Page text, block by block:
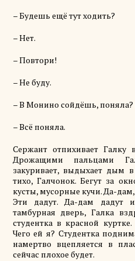
– Будешь ещё тутходить?
– Нет.
– Повтори!
– Не буду.
– В Монино сойдёшь,
– Всё поняла.
Сержант отпихивает
Дрожащими пальцами
закуривает, выдыхает дым
тихо, Галчонок. Бегут за
кусты, мусорные кучи.Да-дам,
Эти дадут.Да-дам дадут
тамбурная дверь,Галка
студентка в красной
Чего ей я? Студентка
намертво вцепляется в
сейчас плохое будет.